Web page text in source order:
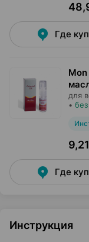
Где
для
•
Где
Инструкция